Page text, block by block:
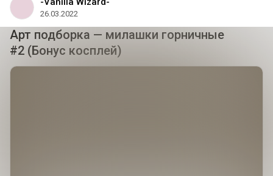
26.03.2022
Арт подборка — милашки горничные
#2 (Бонус косплей)